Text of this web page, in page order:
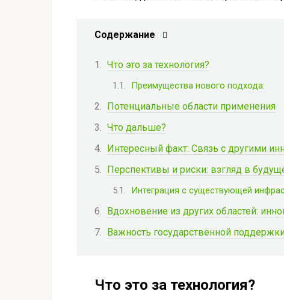
Содержание
Что это за технология?
Преимущества нового подхода:
Потенциальные области применения
Что дальше?
Интересный факт: Связь с другими
Перспективы и риски: взгляд в
Интеграция с существующей
Вдохновение из других областей:
Важность государственной
Что это за технология?